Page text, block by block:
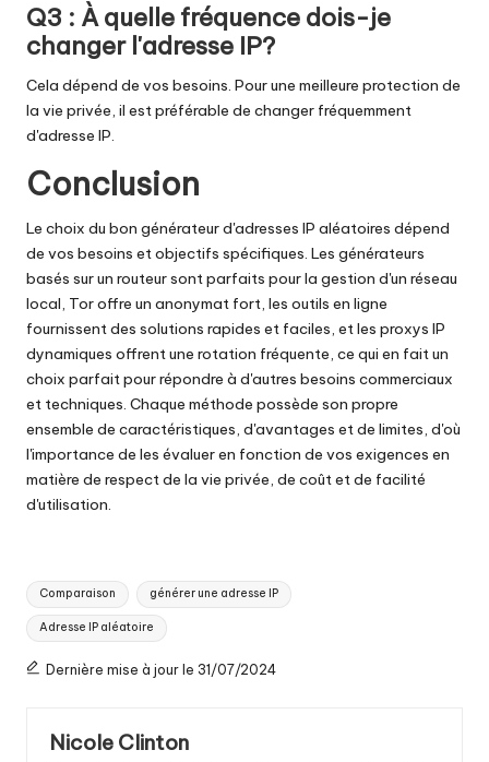
Q3 : À quelle fréquence dois-je
changer l'adresse IP?
Cela dépend de vos besoins. Pour une meilleure protection de
la vie privée, il est préférable de changer fréquemment
d'adresse IP.
Conclusion
Le choix du bon générateur d'adresses IP aléatoires dépend
de vos besoins et objectifs spécifiques. Les générateurs
basés sur un routeur sont parfaits pour la gestion d'un réseau
local, Tor offre un anonymat fort, les outils en ligne
fournissent des solutions rapides et faciles, et les proxys IP
dynamiques offrent une rotation fréquente, ce qui en fait un
choix parfait pour répondre à d'autres besoins commerciaux
et techniques. Chaque méthode possède son propre
ensemble de caractéristiques, d'avantages et de limites, d'où
l'importance de les évaluer en fonction de vos exigences en
matière de respect de la vie privée, de coût et de facilité
d'utilisation.
Tags
Comparaison générer une adresse IP
Adresse IP aléatoire
Dernière mise à jour le 31/07/2024
Nicole Clinton